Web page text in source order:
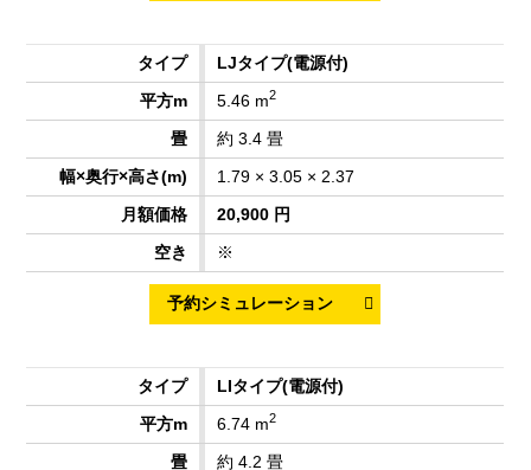
LJタイプ(電源付)
5.46 m2
約 3.4 畳
1.79 × 3.05 × 2.37
20,900 円
※
LIタイプ(電源付)
6.74 m2
約 4.2 畳